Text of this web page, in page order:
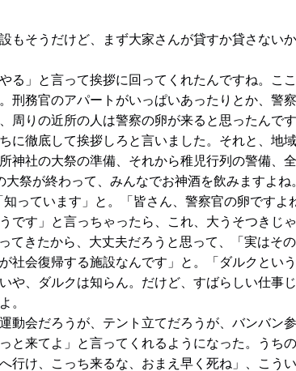
もそうだけど、まず大家さんが貸すか貸さない
る」と言って挨拶に回ってくれたんですね。こ
刑務官のアパートがいっぱいあったりとか、警
周りの近所の人は警察の卵が来ると思ったんです
に徹底して挨拶しろと言いました。それと、地域
神社の大祭の準備、それから稚児行列の警備、
大祭が終わって、みんなでお神酒を飲みますよ
っています」と。「皆さん、警察官の卵ですよ
です」と言っちゃったら、これ、大うそつきじ
てきたから、大丈夫だろうと思って、「実はそ
社会復帰する施設なんです」と。「ダルクとい
や、ダルクは知らん。だけど、すばらしい仕事
。
動会だろうが、テント立てだろうが、バンバン
と来てよ」と言ってくれるようになった。うちの
行け、こっち来るな、おまえ早く死ね」、こう